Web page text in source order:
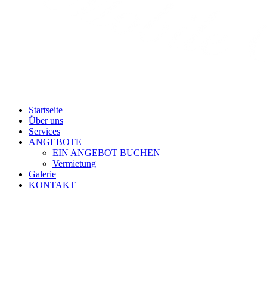
Startseite
Über uns
Services
ANGEBOTE
EIN ANGEBOT BUCHEN
Vermietung
Galerie
KONTAKT